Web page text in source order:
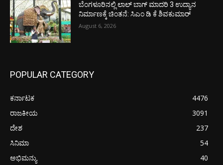
ಬೆಂಗಳೂರಿನಲ್ಲಿ ಲಾಲ್ ಬಾಗ್ ಮಾದರಿ 3 ಉದ್ಯಾನ
ನಿರ್ಮಾಣಕ್ಕೆ ಚಿಂತನೆ: ಸಿಎಂ ಡಿ ಕೆ ಶಿವಕುಮಾರ್
August 6, 2026
POPULAR CATEGORY
ಕರ್ನಾಟಕ
4476
ರಾಜಕೀಯ
3091
ದೇಶ
237
ಸಿನಿಮಾ
54
ಅಭಿಮನ್ಯು
40